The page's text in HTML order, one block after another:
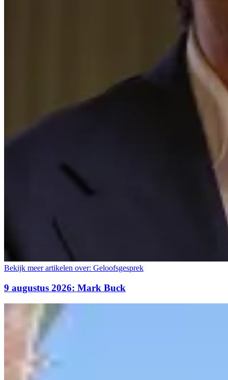
Bekijk meer artikelen over: Geloofsgesprek
9 augustus 2026: Mark Buck